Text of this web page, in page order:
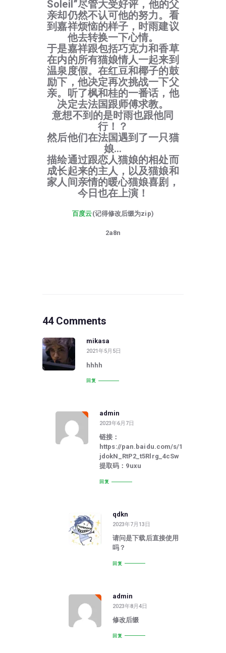
Soleil”尽管大受好评，他的父
亲却仍然不认可他的努力。看
到嘉祥烦恼的样子，时雨建议
他去转换一下心情。
于是嘉祥跟包括巧克力和香草
在内的所有猫娘情人一起来到
温泉度假。在红豆和椰子的鼓
励下，他决定再次挑战一下父
亲。听了枫和桂的一番话，他
决定去法国跟师傅求教。
意想不到的是时雨也跟他同
行！？
然后他们在法国遇到了一只猫
娘…
描绘通过跟恋人猫娘的相处而
成长起来的主人，以及猫娘和
家人间亲情的暖心猫娘喜剧，
今日也在上演！
百度云(记得修改后缀为zip)
2a8n
44 Comments
mikasa
2021年5月5日
hhhh
回复
admin
2023年6月7日
链接：
https://pan.baidu.com/s/1
jdokN_RtP2_t5Rlrg_4cSw
提取码：9uxu
回复
qdkn
2023年7月13日
请问是下载后直接使用
吗？
回复
admin
2023年8月4日
修改后缀
回复